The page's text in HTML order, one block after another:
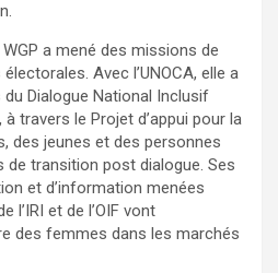
a mené des missions de
Avec l’UNOCA, elle a
Dialogue National Inclusif
travers le Projet d’appui pour la
des jeunes et des personnes
de transition post dialogue. Ses
et d’information menées
l’IRI et de l’OIF vont
des femmes dans les marchés